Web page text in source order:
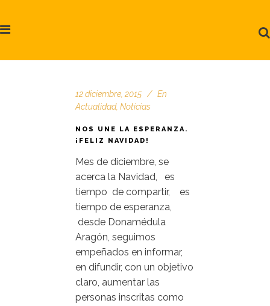
12 diciembre, 2015
En
Actualidad, Noticias
NOS UNE LA ESPERANZA.
¡FELIZ NAVIDAD!
Mes de diciembre, se
acerca la Navidad, es
tiempo de compartir, es
tiempo de esperanza,
desde Donamédula
Aragón, seguimos
empeñados en informar,
en difundir, con un objetivo
claro, aumentar las
personas inscritas como